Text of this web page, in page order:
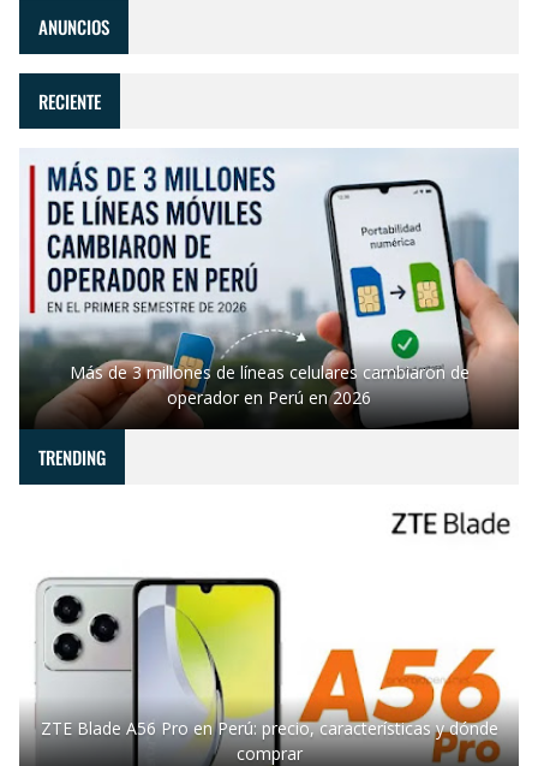
ANUNCIOS
RECIENTE
Más de 3 millones de líneas celulares cambiaron de
operador en Perú en 2026
TRENDING
ZTE Blade A56 Pro en Perú: precio, características y dónde
comprar